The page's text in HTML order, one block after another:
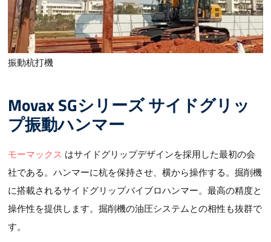
振動杭打機
Movax SGシリーズ サイドグリッ
プ振動ハンマー
モーマックス はサイドグリップデザインを採用した最初の会
社である。ハンマーに杭を保持させ、横から操作する。掘削機
に搭載されるサイドグリップバイブロハンマー。最高の精度と
操作性を提供します。掘削機の油圧システムとの相性も抜群で
す。